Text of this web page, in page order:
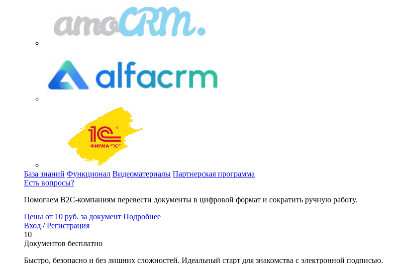
База знаний Функционал Видеоматериалы Партнерская программа
Есть вопросы?
Помогаем B2C-компаниям перевести документы в цифровой формат и сократить ручную работу.
Цены от 10 руб. за документ Подробнее
Вход / Регистрация
10
Документов бесплатно
Быстро, безопасно и без лишних сложностей. Идеальный старт для знакомства с электронной подписью.